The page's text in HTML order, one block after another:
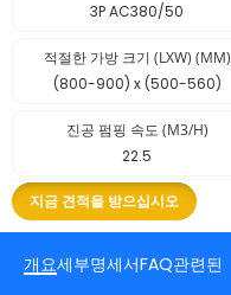
3P AC380/50
적절한 가방 크기 (LXW) (MM)
(800-900) x (500-560)
진공 펌핑 속도 (M3/H)
22.5
지금 견적을 받으십시오
개요세부명세서FAQ관련된